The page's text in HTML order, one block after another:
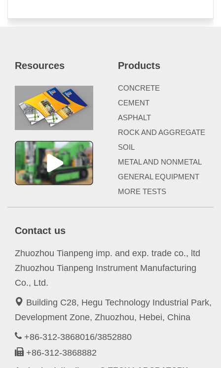
Resources Products
CONCRETE
CEMENT
ASPHALT
ROCK AND AGGREGATE
SOIL
METAL AND NONMETAL
GENERAL EQUIPMENT
MORE TESTS
Contact us
Zhuozhou Tianpeng imp. and exp. trade co., ltd
Zhuozhou Tianpeng Instrument Manufacturing
Co., Ltd.
Building C28, Hegu Technology Industrial Park,
Development Zone, Zhuozhou, Hebei, China
+86-312-3868016/3852880
+86-312-3868882